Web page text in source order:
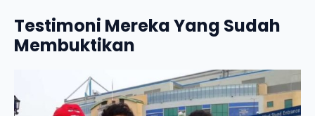
Testimoni Mereka Yang Sudah
Membuktikan